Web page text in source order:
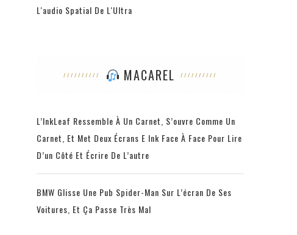
L'audio Spatial De L'Ultra
MACAREL
L’InkLeaf Ressemble À Un Carnet, S’ouvre Comme Un
Carnet, Et Met Deux Écrans E Ink Face À Face Pour Lire
D’un Côté Et Écrire De L’autre
BMW Glisse Une Pub Spider-Man Sur L’écran De Ses
Voitures, Et Ça Passe Très Mal